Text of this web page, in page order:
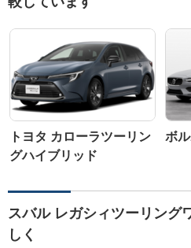
トヨタ カローラツーリン
グハイブリッド
ボ
スバル レガシィツーリング
しく